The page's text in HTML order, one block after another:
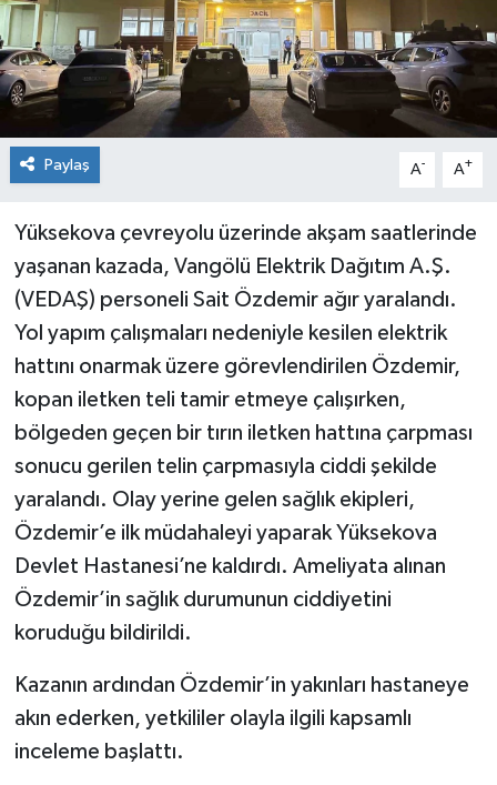
Paylaş A- A+
Yüksekova çevreyolu üzerinde akşam saatlerinde
yaşanan kazada, Vangölü Elektrik Dağıtım A.Ş.
(VEDAŞ) personeli Sait Özdemir ağır yaralandı.
Yol yapım çalışmaları nedeniyle kesilen elektrik
hattını onarmak üzere görevlendirilen Özdemir,
kopan iletken teli tamir etmeye çalışırken,
bölgeden geçen bir tırın iletken hattına çarpması
sonucu gerilen telin çarpmasıyla ciddi şekilde
yaralandı. Olay yerine gelen sağlık ekipleri,
Özdemir’e ilk müdahaleyi yaparak Yüksekova
Devlet Hastanesi’ne kaldırdı. Ameliyata alınan
Özdemir’in sağlık durumunun ciddiyetini
koruduğu bildirildi.
Kazanın ardından Özdemir’in yakınları hastaneye
akın ederken, yetkililer olayla ilgili kapsamlı
inceleme başlattı.
RESMİ İLANLAR
SAĞLIK
SİYASET
SOLHAN
SPOR
YAYLADERE
YEDİSU